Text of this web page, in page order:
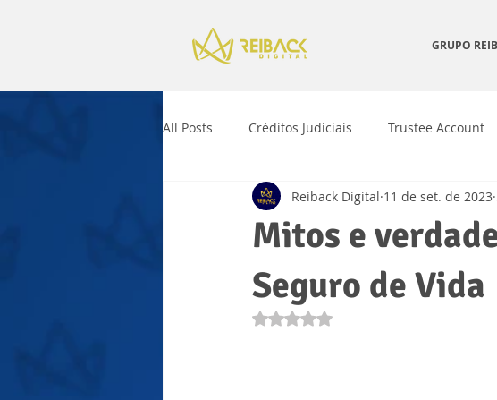
GRUPO
All Posts Créditos Judiciais Trustee Account
Mitos e
Seguro de Vida
Reiback Digital 11 de set. de 2023
Avaliado com NaN de 5 estrelas.